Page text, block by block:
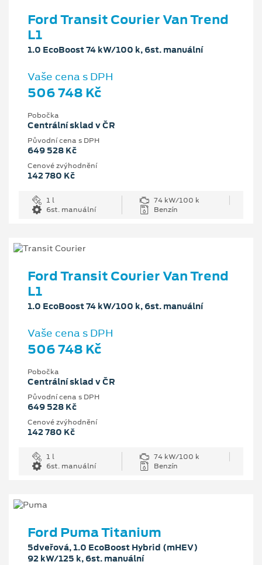
Ford Transit Courier Van Trend
L1
1.0 EcoBoost 74 kW/100 k, 6st. manuální
Vaše cena s DPH
506 748 Kč
Pobočka
Centrální sklad v ČR
Původní cena s DPH
649 528 Kč
Cenové zvýhodnění
142 780 Kč
1 l
74 kW/100 k
6st. manuální
Benzín
Ford Transit Courier Van Trend
L1
1.0 EcoBoost 74 kW/100 k, 6st. manuální
Vaše cena s DPH
506 748 Kč
Pobočka
Centrální sklad v ČR
Původní cena s DPH
649 528 Kč
Cenové zvýhodnění
142 780 Kč
1 l
74 kW/100 k
6st. manuální
Benzín
Ford Puma Titanium
5dveřová, 1.0 EcoBoost Hybrid (mHEV)
92 kW/125 k, 6st. manuální